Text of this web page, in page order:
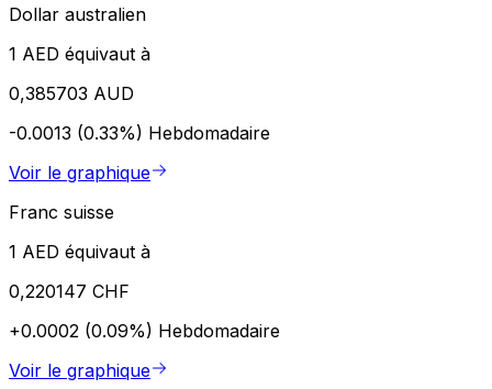
Dollar australien
1 AED équivaut à
0,385703 AUD
-0.0013 (0.33%) Hebdomadaire
Voir le graphique
Franc suisse
1 AED équivaut à
0,220147 CHF
+0.0002 (0.09%) Hebdomadaire
Voir le graphique